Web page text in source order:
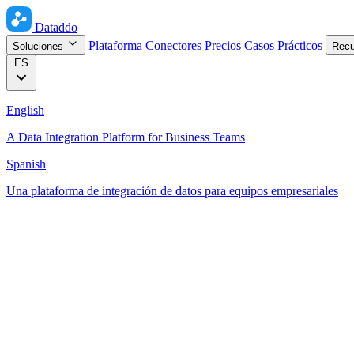
Dataddo
Soluciones Plataforma Conectores Precios Casos Prácticos
ES
English
A Data Integration Platform for Business Teams
Spanish
Una plataforma de integración de datos para equipos empresariales